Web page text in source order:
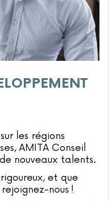
les régions
AMITA Conseil
nouveaux talents.
et que
nous !